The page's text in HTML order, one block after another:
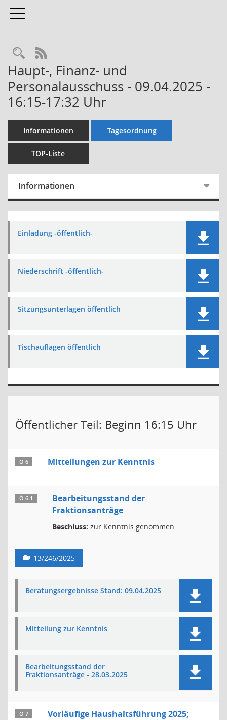
Toggle navigation
Rechercheauswahl
RSS-Feed
Haupt-, Finanz- und
Personalausschuss - 09.04.2025 -
16:15-17:32 Uhr
Informationen Tagesordnung
TOP-Liste
Informationen
Einladung -öffentlich-
Niederschrift -öffentlich-
Sitzungsunterlagen öffentlich
Tischauflagen öffentlich
Öffentlicher Teil: Beginn 16:15 Uhr
Ö 6 Mitteilungen zur Kenntnis
Ö 6.1
Bearbeitungsstand der
Fraktionsanträge
Beschluss: zur Kenntnis genommen
13/246/2025
Beratungsergebnisse Stand: 09.04.2025
Mitteilung zur Kenntnis
Bearbeitungsstand der
Fraktionsanträge - 28.03.2025
Ö 7
Vorläufige Haushaltsführung 2025;